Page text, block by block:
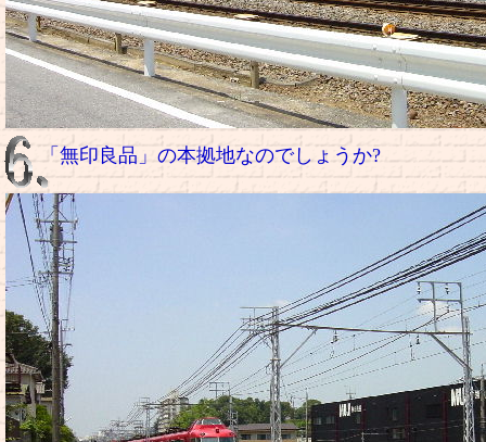
「無印良品」の本拠地なのでしょうか?